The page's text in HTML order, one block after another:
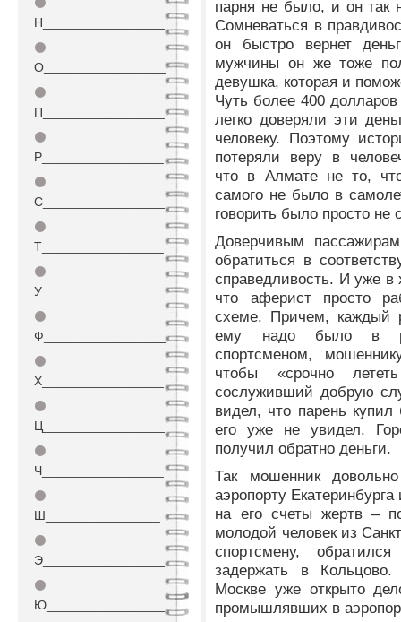
Н_________________
⚫
О_________________
⚫
П_________________
⚫
Р_________________
⚫
С_________________
⚫
Т_________________
⚫
У_________________
⚫
Ф_________________
⚫
Х_________________
⚫
Ц_________________
⚫
Ч_________________
⚫
Ш________________
⚫
Э_________________
⚫
Ю_________________
парня не было, и он
Сомневаться в
он быстро вернет
мужчины он же тоже
девушка, которая и
Чуть более 400
легко доверяли эти
человеку. Поэтому
потеряли веру в
что в Алмате не то,
самого не было в
говорить было просто не
Доверчивым
обратиться в
справедливость. И уже в
что аферист просто
схеме. Причем, каждый
ему надо было в
спортсменом,
чтобы «срочно
сослуживший добрую
видел, что парень
его уже не увидел.
получил обратно деньги.
Так мошенник
аэропорту
на его счеты жертв –
молодой человек из
спортсмену,
задержать в
Москве уже открыто
промышлявших в